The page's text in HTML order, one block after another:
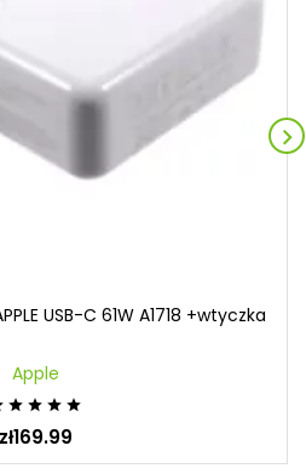
USB-C 61W A1718 +wtyczka
Apple
   
zł169.99
